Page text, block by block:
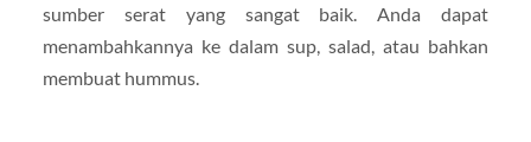
sumber serat yang sangat baik. Anda dapat
menambahkannya ke dalam sup, salad, atau bahkan
membuat hummus.